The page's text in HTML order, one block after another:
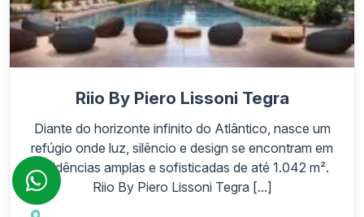
Riio By Piero Lissoni Tegra
Diante do horizonte infinito do Atlântico, nasce um
refúgio onde luz, silêncio e design se encontram em
residências amplas e sofisticadas de até 1.042 m².
Riio By Piero Lissoni Tegra [...]